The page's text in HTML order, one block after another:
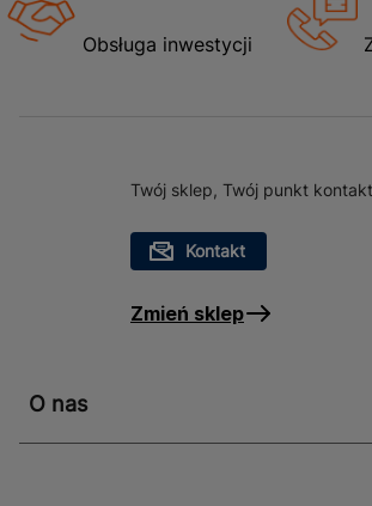
Obsługa inwestycji
Twój sklep, Twój punkt
Kontakt
Zmień sklep
O nas